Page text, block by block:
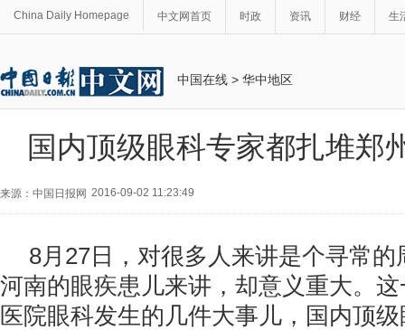
China Daily Homepage 中文网首页 时政 资讯 财经 生
中国在线 > 华中地区
国内顶级眼科专家都扎堆郑
来源：中国日报网 2016-09-02 11:23:49
8月27日，对很多人来讲是个寻常
河南的眼疾患儿来讲，却意义重大。
医院眼科发生的几件大事儿，国内顶